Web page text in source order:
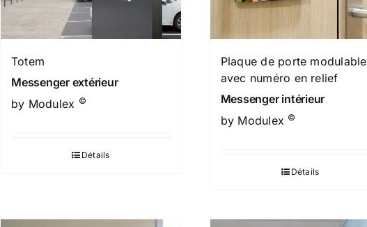
Totem
Messenger extérieur
by Modulex ©
Détails
Plaque de porte modulable
avec numéro en relief
Messenger intérieur
by Modulex ©
Détails